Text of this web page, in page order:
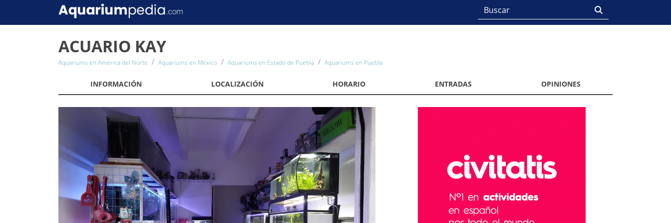
ACUARIO KAY
Aquariums en América del Norte Aquariums en México Aquariums en Estado de Puebla Aquariums en Puebla
INFORMACIÓN LOCALIZACIÓN HORARIO ENTRADAS OPINIONES